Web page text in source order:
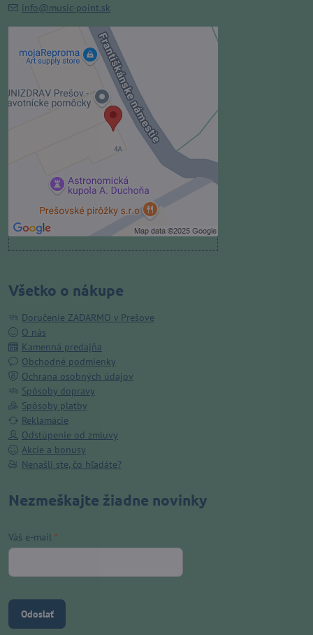
info@music-point.sk
Externý obsah je blokovaný
Voľbami súkromia
Prajete si načítať externý obsah?
Povoliť tentokrát
Povoliť a zapamätať - súhlas s
druhom cookie: Funkčné
Otvoriť obsah v novom okne
Všetko o nákupe
Doručenie ZADARMO v Prešove
O nás
Kamenná predajňa
Obchodné podmienky
Ochrana osobných údajov
Spôsoby dopravy
Spôsoby platby
Reklamácie
Odstúpenie od zmluvy
Akcie a bonusy
Nenašli ste, čo hľadáte?
Nezmeškajte žiadne novinky
Váš e-mail *
Odoslať